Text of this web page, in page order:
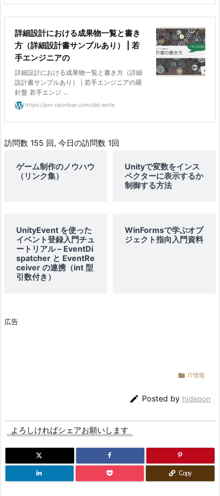
詳細設計における成果物一覧と書き
方（詳細設計書サンプルあり） | 若
手エンジニアの
詳細設計における成果物一覧と書き方（詳細
設計書サンプルあり） | 若手エンジニアの羅
針盤 若手エンジ ...
https://pm-rasinban.com/dd-write
訪問数 155 回, 今日の訪問数 1回
ゲーム制作のノウハウ
（リンク集）
Unityで変数をインス
ペクターに表示するか
制御する方法
UnityEvent を使った
イベント登録入門チュ
ートリアル – EventDi
spatcher と EventRe
ceiver の連携（int 型
引数付き）
WinFormsで学ぶオブ
ジェクト指向入門資料
広告
 IT情報
 Posted by hidepon
よろしければシェアお願いします
Copy